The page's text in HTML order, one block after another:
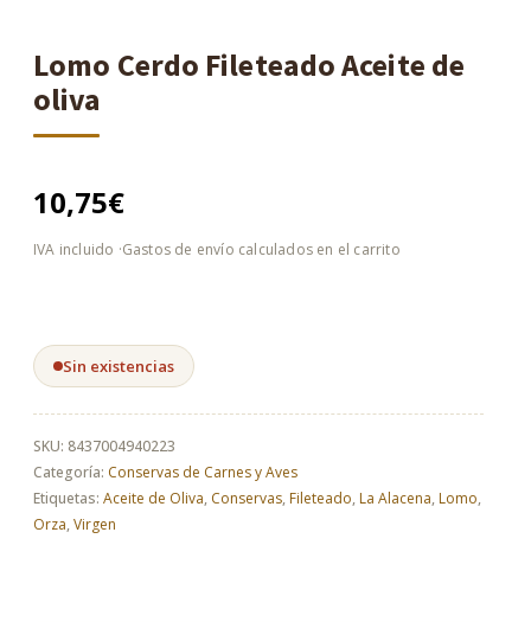
Lomo Cerdo Fileteado Aceite de
oliva
10,75€
Sin existencias
SKU: 8437004940223
Categoría: Conservas de Carnes y Aves
Etiquetas: Aceite de Oliva, Conservas, Fileteado, La Alacena, Lomo,
Orza,Virgen